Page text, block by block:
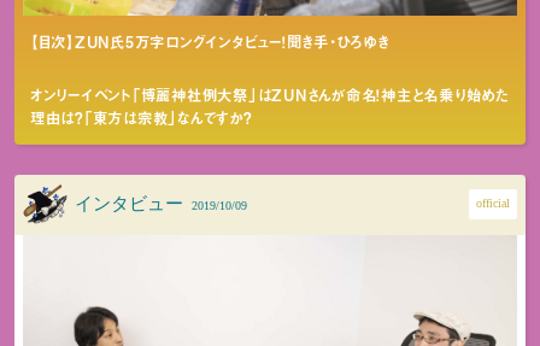
【目次】ZUN氏5万字ロングインタビュー！聞き手・ひろゆき
オンリーイベント「博麗神社例大祭」はZUNさんが命名！神主と名乗り始めた
理由は？「東方は宗教」なんですか？
インタビュー 2019/10/09 official